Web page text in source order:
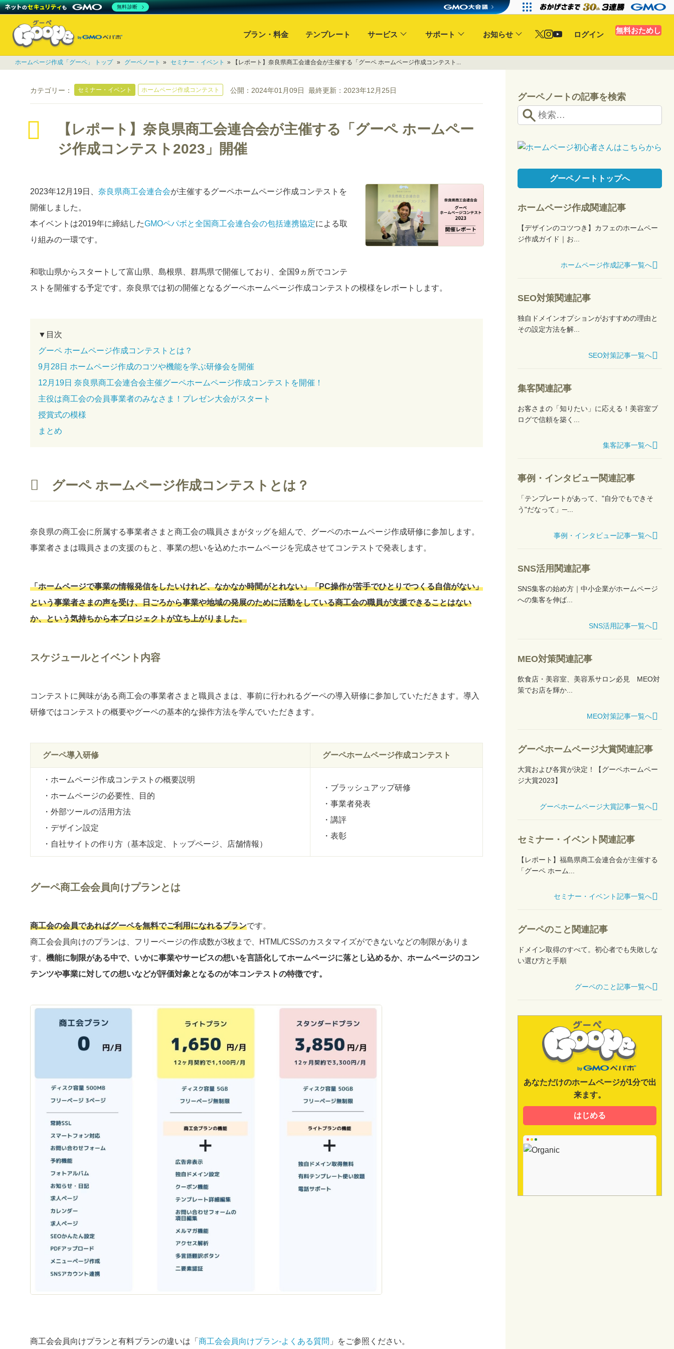
プラン・料金 テンプレート サービス サポート お知らせ ログイン 無料おためし
ホームページ作成「グーペ」 トップ » グーペノート » セミナー・イベント » 【レポート】奈良県商工会連合会が主催する「グーペ ホームページ作成コンテスト...
カテゴリー： セミナー・イベント ホームページ作成コンテスト 公開： 2024年01月09日 最終更新： 2023年12月25日
【レポート】奈良県商工会連合会が主催する「グーペ ホームペー
ジ作成コンテスト2023」開催
2023年12月19日、 奈良県商工会連合会が主催するグーペホームページ作成コンテストを
開催しました。
本イベントは2019年に締結したGMOペパボと全国商工会連合会の包括連携協定による取
り組みの一環です。
和歌山県からスタートして富山県、島根県、群馬県で開催しており、全国9ヵ所でコンテ
ストを開催する予定です。奈良県では初の開催となるグーペホームページ作成コンテストの模様をレポートします。
▼目次
グーペ ホームページ作成コンテストとは？
9月28日 ホームページ作成のコツや機能を学ぶ研修会を開催
12月19日 奈良県商工会連合会主催グーペホームページ作成コンテストを開催！
主役は商工会の会員事業者のみなさま！プレゼン大会がスタート
授賞式の模様
まとめ
グーペ ホームページ作成コンテストとは？
奈良県の商工会に所属する事業者さまと商工会の職員さまがタッグを組んで、グーペのホームページ作成研修に参加します。
事業者さまは職員さまの支援のもと、事業の想いを込めたホームページを完成させてコンテストで発表します。
「ホームページで事業の情報発信をしたいけれど、なかなか時間がとれない」「PC操作が苦手でひとりでつくる自信がない」
という事業者さまの声を受け、日ごろから事業や地域の発展のために活動をしている商工会の職員が支援できることはない
か、という気持ちから本プロジェクトが立ち上がりました。
スケジュールとイベント内容
コンテストに興味がある商工会の事業者さまと職員さまは、事前に行われるグーペの導入研修に参加していただきます。導入
研修ではコンテストの概要やグーペの基本的な操作方法を学んでいただきます。
グーペ導入研修 グーペホームページ作成コンテスト
・ホームページ作成コンテストの概要説明
・ホームページの必要性、目的
・外部ツールの活用方法
・デザイン設定
・自社サイトの作り方（基本設定、トップページ、店舗情報）
・ブラッシュアップ研修
・事業者発表
・講評
・表彰
グーペ商工会会員向けプランとは
商工会の会員であればグーペを無料でご利用になれるプランです。
商工会会員向けのプランは、フリーページの作成数が3枚まで、HTML/CSSのカスタマイズができないなどの制限がありま
す。 機能に制限がある中で、いかに事業やサービスの想いを言語化してホームページに落とし込めるか、ホームページのコン
テンツや事業に対しての想いなどが評価対象となるのが本コンテストの特徴です。
商工会会員向けプランと有料プランの違いは「 商工会会員向けプラン-よくある質問 」をご参照ください。
グーペノートの記事を検索
グーペノートトップへ
ホームページ作成関連記事
【デザインのコツつき】カフェのホームペー
ジ作成ガイド｜お...
ホームページ作成記事一覧へ
SEO対策関連記事
独自ドメインオプションがおすすめの理由と
その設定方法を解...
SEO対策記事一覧へ
集客関連記事
お客さまの「知りたい」に応える！美容室ブ
ログで信頼を築く...
集客記事一覧へ
事例・インタビュー関連記事
「テンプレートがあって、"自分でもできそ
う"だなって」─...
事例・インタビュー記事一覧へ
SNS活用関連記事
SNS集客の始め方｜中小企業がホームページ
への集客を伸ば...
SNS活用記事一覧へ
MEO対策関連記事
飲食店・美容室、美容系サロン必見 MEO対
策でお店を輝か...
MEO対策記事一覧へ
グーペホームページ大賞関連記事
大賞および各賞が決定！【グーペホームペー
ジ大賞2023】
グーペホームページ大賞記事一覧へ
セミナー・イベント関連記事
【レポート】福島県商工会連合会が主催する
「グーペ ホーム...
セミナー・イベント記事一覧へ
グーペのこと関連記事
ドメイン取得のすべて。初心者でも失敗しな
い選び方と手順
グーペのこと記事一覧へ
あなただけのホームページが1分で出
来ます。
はじめる
無料診断